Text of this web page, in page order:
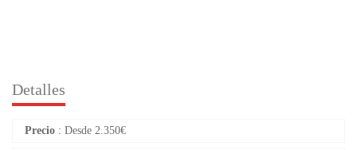
Detalles
Precio : Desde 2.350€